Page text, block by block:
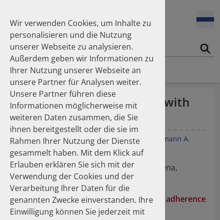
Homepage Publikationen
Feldt Sandra
Fischer Laura
Franzmann Alexandra
Freudewald Leonard G.
Friedland Kristina
Friis Robert
Ganso Matthias
Goebel Ralf
Götzinger Felix
Gradl Gabriele
Griese-Mammen Nina
Hadji Peyman
Haehling Stephan
Haidinger Gerald
Hansen Kerstin
Heinemann Axel
Heinemann Lutz
den Hausmüll?
17.04.2026
Das Potenzial des DAPI zur Unterstützung der
Apothekerkammern – Was ist das DAPI?
07.04.2026
Trends in use of antipsychotics in Germany 2014–2024: a
nationwide population-based study
25.11.2025
Increasing use of non-statin and combination lipid-
lowering therapies 2012–2025: a nationwide study
23.10.2025
Inhaler use and their carbon footprint in Germany: a 10-
year analysis (2013–2022)
Pharmacy refill adherence with
antidepressants.
Hengstler-Stahl S Leuner K Schüssel K
Franzmann A
Müller WE
DPhG Jahrestagung, 28.09. - 01.10.2009, Jena,
Germany
Hengstler DPhG 2009 - Pharmacy refill adherence
with antidepressants
Wir verwenden Cookies, um Inhalte zu
personalisieren und die Nutzung
unserer Webseite zu analysieren.
Außerdem geben wir Informationen zu
Ihrer Nutzung unserer Webseite an
unsere Partner für Analysen weiter.
Unsere Partner führen diese
Informationen möglicherweise mit
weiteren Daten zusammen, die Sie
ihnen bereitgestellt oder die sie im
Rahmen Ihrer Nutzung der Dienste
gesammelt haben. Mit dem Klick auf
Erlauben erklären Sie sich mit der
Verwendung der Cookies und der
Verarbeitung Ihrer Daten für die
genannten Zwecke einverstanden. Ihre
Einwilligung können Sie jederzeit mit